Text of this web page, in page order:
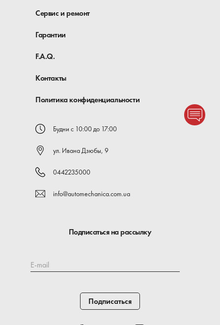
Сервис и ремонт
Гарантии
F.A.Q.
Контакты
Политика конфиденциальности
Будни с 10:00 до 17:00
ул. Ивана Дзюбы, 9
0442235000
info@automechanica.com.ua
Подписаться на рассылку
E-mail
Подписаться